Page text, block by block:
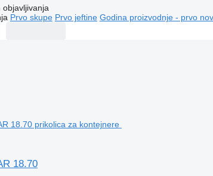
objavljivanja
Prvo skupe Prvo jeftine Godina proizvodnje - prvo
18.70